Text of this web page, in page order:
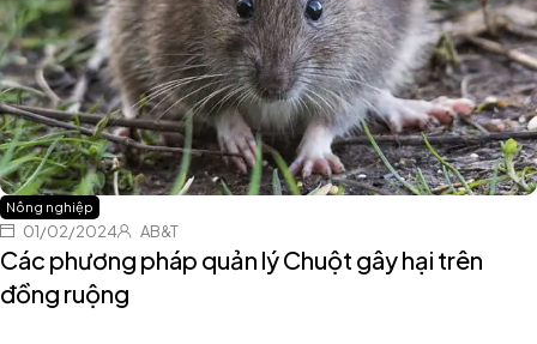
Nông nghiệp
01/02/2024 AB&T
Các phương pháp quản lý Chuột gây hại trên
đồng ruộng